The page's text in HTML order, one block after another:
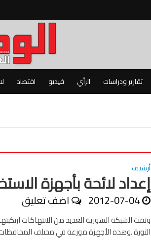
تقارير ودراسات الرأي فيديو اقتصاد
أرشيف
إعداد لائحة بأجهزة
2012-07-04 اضف تعليق
وثقت الشبكة السورية العديد من الانتهاكات
الثورة .وهذه الأجهزة موزعة في مختلف